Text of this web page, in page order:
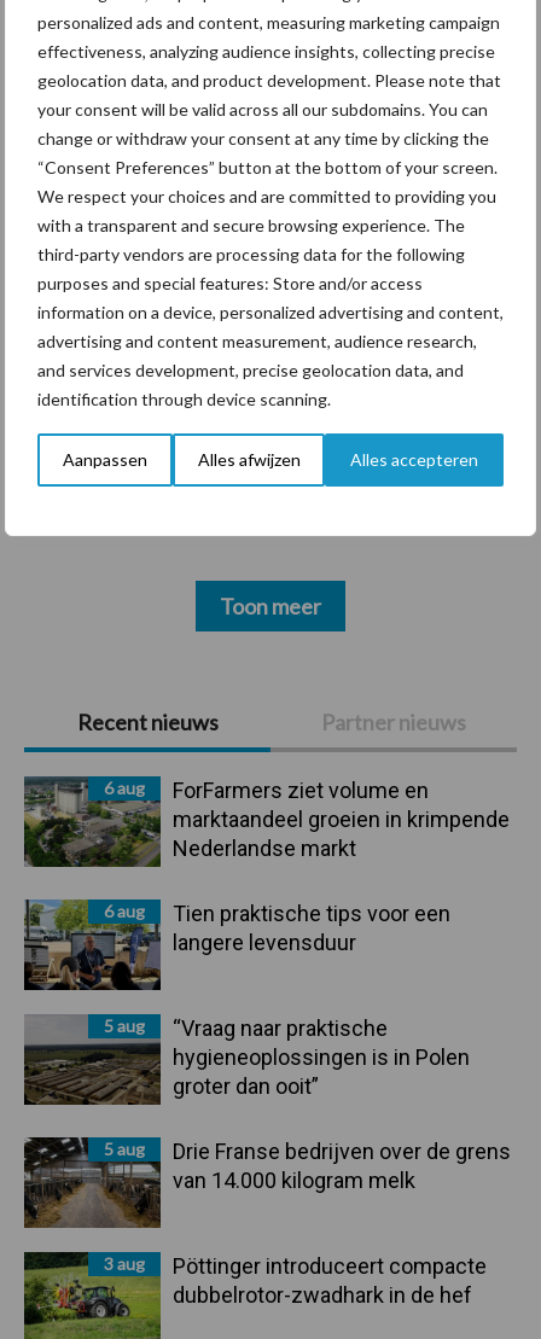
personalized ads and content, measuring marketing campaign
effectiveness, analyzing audience insights, collecting precise
geolocation data, and product development. Please note that
your consent will be valid across all our subdomains. You can
change or withdraw your consent at any time by clicking the
“Consent Preferences” button at the bottom of your screen.
We respect your choices and are committed to providing you
with a transparent and secure browsing experience. The
third-party vendors are processing data for the following
purposes and special features: Store and/or access
information on a device, personalized advertising and content,
advertising and content measurement, audience research,
and services development, precise geolocation data, and
identification through device scanning.
Aanpassen Alles afwijzen Alles accepteren
Primaire
Sidebar
Recent nieuws Partner nieuws
6 aug
ForFarmers ziet volume en
marktaandeel groeien in krimpende
Nederlandse markt
6 aug
Tien praktische tips voor een
langere levensduur
5 aug
“Vraag naar praktische
hygieneoplossingen is in Polen
groter dan ooit”
5 aug
Drie Franse bedrijven over de grens
van 14.000 kilogram melk
3 aug
Pöttinger introduceert compacte
dubbelrotor-zwadhark in de hef
“Vraag naar praktische
hygieneoplossingen is in
Polen groter dan ooit”
Themapagina's
Diergezondheid Bemesting Fokkerij
Bedrijfsnieuws
Ligbox &
Voerhekken
Toon meer